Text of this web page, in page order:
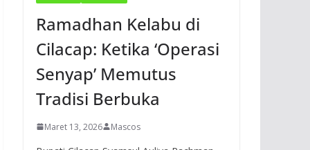
Ramadhan Kelabu di
Cilacap: Ketika ‘Operasi
Senyap’ Memutus
Tradisi Berbuka
Maret 13, 2026 Mascos